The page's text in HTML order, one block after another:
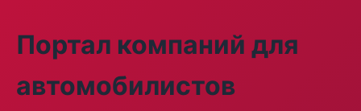
Портал компаний для
автомобилистов